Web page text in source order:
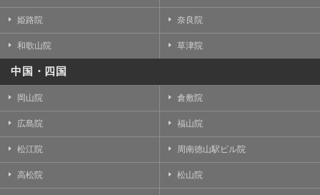
姫路院 奈良院
和歌山院 草津院
中国・四国
岡山院 倉敷院
広島院 福山院
松江院 周南徳山駅ビル院
高松院 松山院